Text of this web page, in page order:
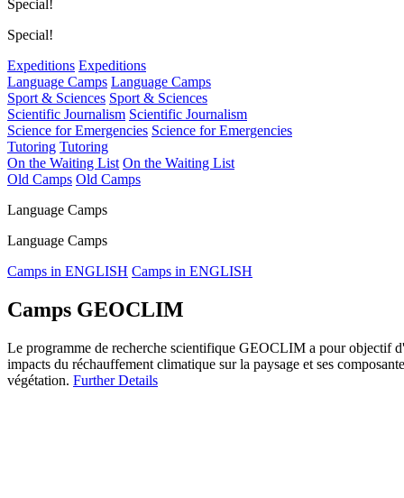
Special!
Special!
Expeditions Expeditions
Language Camps Language Camps
Sport & Sciences Sport & Sciences
Scientific Journalism Scientific Journalism
Science for Emergencies Science for Emergencies
Tutoring Tutoring
On the Waiting List On the Waiting List
Old Camps Old Camps
Language Camps
Language Camps
Camps in ENGLISH Camps in ENGLISH
Camps GEOCLIM
Le programme de recherche scientifique GEOCLIM a pour objectif
impacts du réchauffement climatique sur la paysage et ses
végétation. Further Details